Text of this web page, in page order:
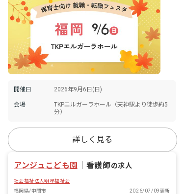
開催日 2026年9月6日(日)
会場
TKPエルガーラホール（天神駅より徒歩約5
分）
詳しく見る
アンジュこども園 看護師の求人
社会福祉法人明星福祉会
福岡県/中間市
2026/07/09更新